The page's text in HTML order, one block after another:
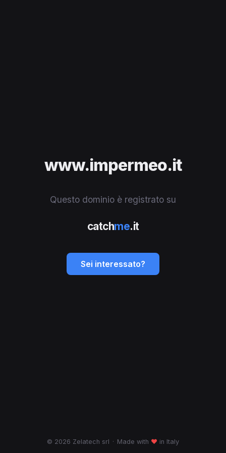
www.impermeo.it
Questo dominio è registrato su
catchme.it
Sei interessato?
© 2026 Zelatech srl · Made with ♥ in Italy